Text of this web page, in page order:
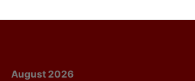
August 2026